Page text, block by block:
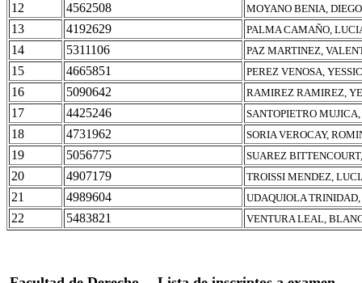
12 4562508 MOYANO BENIA,
13 4192629 PALMA CAMAÑO,
14 5311106 PAZ MARTINEZ,
15 4665851 PEREZ VENOSA,
16 5090642 RAMIREZ RAMIREZ,
17 4425246 SANTOPIETRO
18 4731962 SORIA VEROCAY,
19 5056775 SUAREZ
20 4907179 TROISSI MENDEZ,
21 4989604 UDAQUIOLA
22 5483821 VENTURA LEAL,